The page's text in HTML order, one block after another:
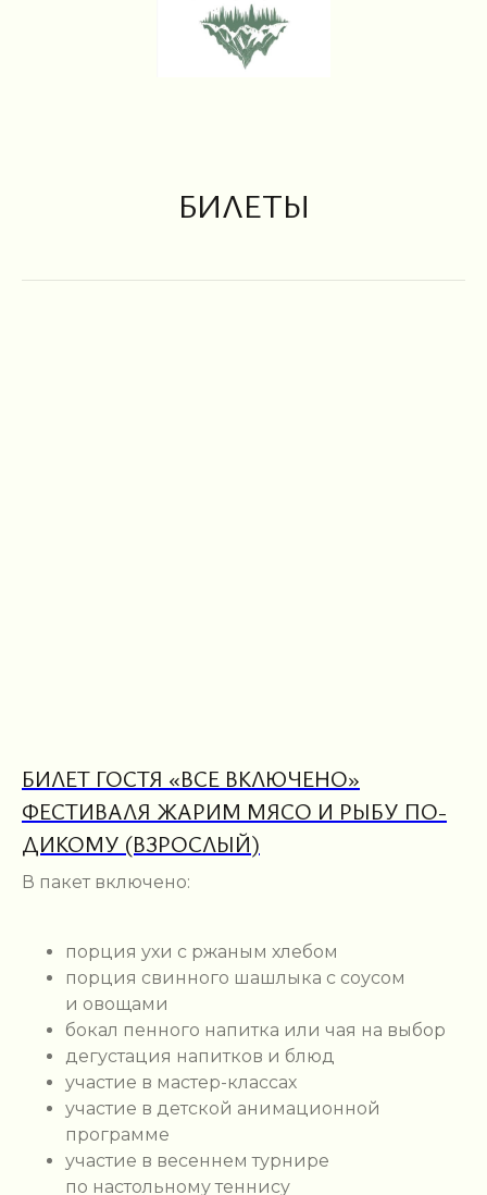
БИЛЕТЫ
БИЛЕТ ГОСТЯ «ВСЕ ВКЛЮЧЕНО»
ФЕСТИВАЛЯ ЖАРИМ МЯСО И РЫБУ ПО-
ДИКОМУ (ВЗРОСЛЫЙ)
В пакет включено:
порция ухи с ржаным хлебом
порция свинного шашлыка с соусом
и овощами
бокал пенного напитка или чая на выбор
дегустация напитков и блюд
участие в мастер-классах
участие в детской анимационной
программе
участие в весеннем турнире
по настольному теннису